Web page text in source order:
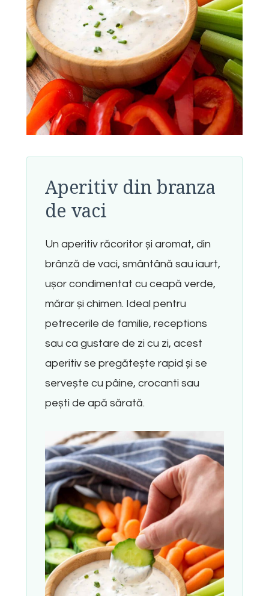
Aperitiv din branza
de vaci
Un aperitiv răcoritor și aromat, din
brânză de vaci, smântână sau iaurt,
ușor condimentat cu ceapă verde,
mărar și chimen. Ideal pentru
petrecerile de familie, receptions
sau ca gustare de zi cu zi, acest
aperitiv se pregătește rapid și se
servește cu pâine, crocanti sau
pești de apă sărată.